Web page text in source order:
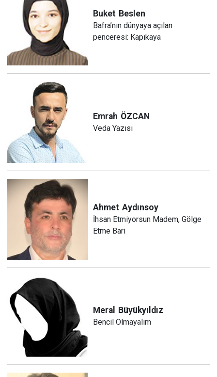
Buket Beslen
Bafra’nın dünyaya açılan
penceresi: Kapıkaya
Emrah ÖZCAN
Veda Yazısı
Ahmet Aydınsoy
İhsan Etmiyorsun Madem, Gölge
Etme Bari
Meral Büyükyıldız
Bencil Olmayalım